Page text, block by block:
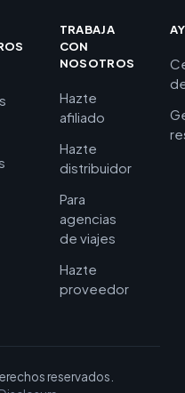
TRABAJA
CON
NOSOTROS
Hazte
afiliado
Hazte
distribuidor
Para
agencias
de viajes
Hazte
proveedor
reservados.